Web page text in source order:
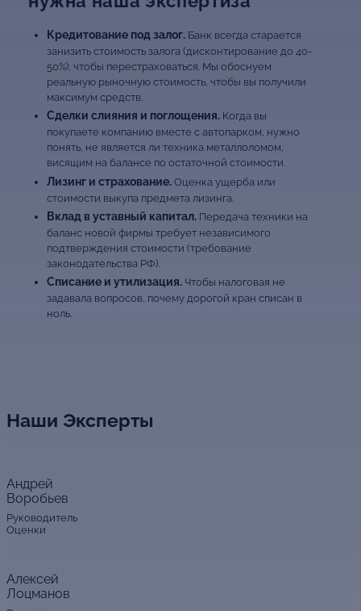
Кредитование под залог.Банк всегда старается
занизить стоимость залога (дисконтирование до 40-
50%), чтобы перестраховаться. Мы обоснуем
реальную рыночную стоимость, чтобы вы получили
максимум средств.
Сделки слияния и поглощения.Когда вы
покупаете компанию вместе с автопарком, нужно
понять, не является ли техника металлоломом,
висящим на балансе по остаточной стоимости.
Лизинг и страхование.Оценка ущерба или
стоимости выкупа предмета лизинга.
Вклад в уставный капитал.Передача техники на
баланс новой фирмы требует независимого
подтверждения стоимости (требование
законодательства РФ).
Списание и утилизация.Чтобы налоговая не
задавала вопросов, почему дорогой кран списан в
ноль.
Наши Эксперты
Андрей
Воробьев
Руководитель
Оценки
Алексей
Лоцманов